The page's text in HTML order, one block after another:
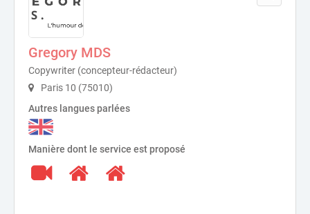
Gregory MDS
Copywriter (concepteur-rédacteur)
Paris 10 (75010)
Autres langues parlées
Manière dont le service est proposé